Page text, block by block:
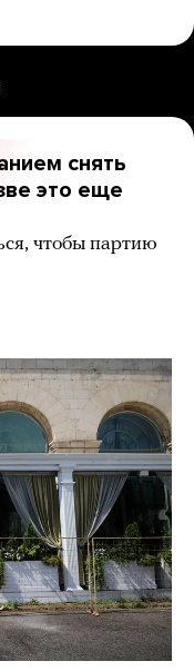
снять
это еще
чтобы партию